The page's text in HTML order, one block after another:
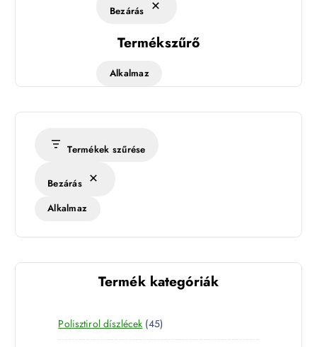
Bezárás
Termékszűrő
Alkalmaz
Termékek szűrése
Bezárás
Alkalmaz
Termék kategóriák
Polisztirol díszlécek 454
5